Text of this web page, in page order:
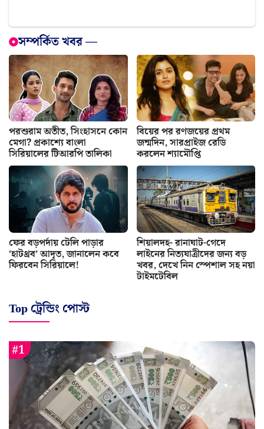
সম্পর্কিত খবর —
পরশুরাম অতীত, সিংহাসনে কোন
মেগা? প্রকাশ্যে বাংলা
সিরিয়ালের টিআরপি তালিকা
বিয়ের পর রণজয়ের প্রথম
জন্মদিন, সারপ্রাইজ রেডি
করলেন শ্যামৌপ্তি
ফের বড়পর্দায় টেলি পাড়ার
‘হাটথ্রব’ আদৃত, জানালেন কবে
ফিরবেন সিরিয়ালে!
শিয়ালদহ- রানাঘাট-গেদে
লাইনের নিত্যযাত্রীদের জন্য বড়
খবর, দেখে নিন স্পেশাল সহ নয়া
টাইমটেবিল
Top ট্রেন্ডিং পোস্ট